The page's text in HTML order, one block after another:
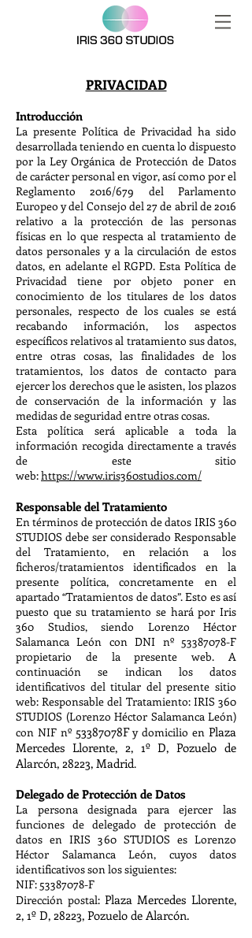
PRIVACIDAD
Introducción
La presente Política de Privacidad ha sido
desarrollada teniendo en cuenta lo dispuesto
por la Ley Orgánica de Protección de Datos
de carácter personal en vigor, así como por el
Reglamento 2016/679 del Parlamento
Europeo y del Consejo del 27 de abril de 2016
relativo a la protección de las personas
físicas en lo que respecta al tratamiento de
datos personales y a la circulación de estos
datos, en adelante el RGPD. Esta Política de
Privacidad tiene por objeto poner en
conocimiento de los titulares de los datos
personales, respecto de los cuales se está
recabando información, los aspectos
específicos relativos al tratamiento sus datos,
entre otras cosas, las finalidades de los
tratamientos, los datos de contacto para
ejercer los derechos que le asisten, los plazos
de conservación de la información y las
medidas de seguridad entre otras cosas.
Esta política será aplicable a toda la
información recogida directamente a través
de este sitio
web:https://www.iris360studios.com/
Responsable del Tratamiento
En términos de protección de datos IRIS 360
STUDIOS debe ser considerado Responsable
del Tratamiento, en relación a los
ficheros/tratamientos identificados en la
presente política, concretamente en el
apartado “Tratamientos de datos”. Esto es así
puesto que su tratamiento se hará por Iris
360 Studios, siendo Lorenzo Héctor
Salamanca León con DNI nº 53387078-F
propietario de la presente web. A
continuación se indican los datos
identificativos del titular del presente sitio
web:Responsable del Tratamiento: IRIS 360
STUDIOS (Lorenzo Héctor Salamanca León)
con NIF nº 53387078Fy domicilio enPlaza
Mercedes Llorente, 2, 1º D, Pozuelo de
Alarcón, 28223, Madrid.
​Delegado de Protección de Datos
La persona designada para ejercer las
funciones de delegado de protección de
datos en IRIS 360 STUDIOS es Lorenzo
Héctor Salamanca León, cuyos datos
identificativos son los siguientes:
NIF: 53387078-F
Dirección postal: Plaza Mercedes Llorente,
2, 1º D, 28223, Pozuelo de Alarcón.